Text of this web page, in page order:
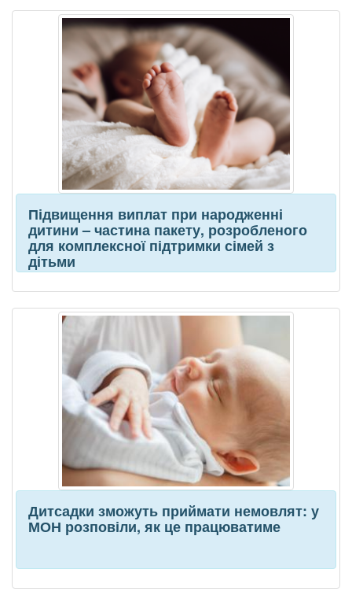
Підвищення виплат при народженні
дитини – частина пакету, розробленого
для комплексної підтримки сімей з
дітьми
Дитсадки зможуть приймати немовлят: у
МОН розповіли, як це працюватиме